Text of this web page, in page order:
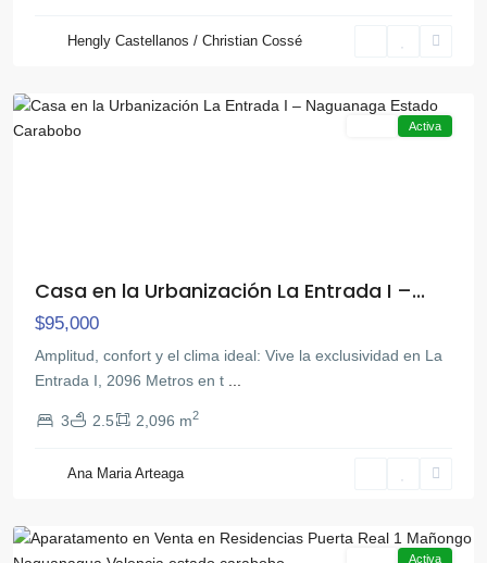
Hengly Castellanos / Christian Cossé
Entrada,
Activa
Casa en la Urbanización La Entrada I –...
$95,000
Amplitud, confort y el clima ideal: Vive la exclusividad en La
Entrada I, 2096 Metros en t
3 2.5 2,096 m2
Ana Maria Arteaga
Mañongo,
Activa